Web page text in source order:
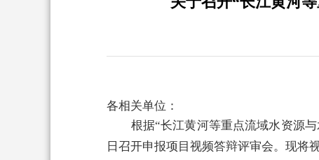
各相关单位：
根据“长江黄河等重点流域水资源
日召开申报项目视频答辩评审会。现将